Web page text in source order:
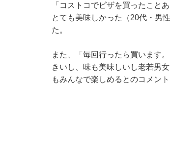
「コストコでピザを買ったこと
とても美味しかった（20代・男
た。
また、「毎回行ったら買います
きいし、味も美味しいし老若男
もみんなで楽しめるとのコメン